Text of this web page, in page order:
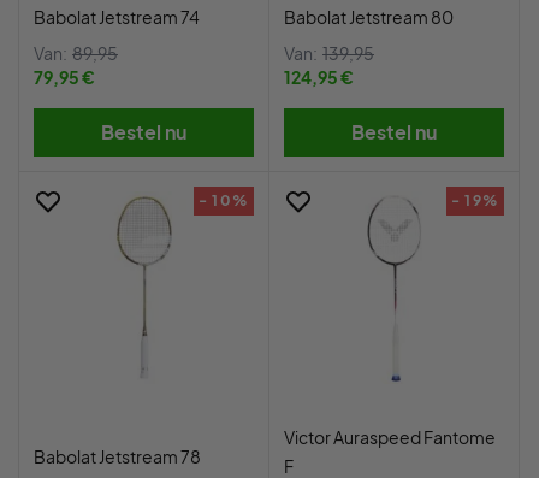
Babolat Jetstream 74
Van: 89,95
79,95 €
Bestel nu
Babolat Jetstream 80
Van: 139,95
124,95 €
Bestel nu
- 10%
Babolat Jetstream 78
- 19%
Victor Auraspeed Fantome
F